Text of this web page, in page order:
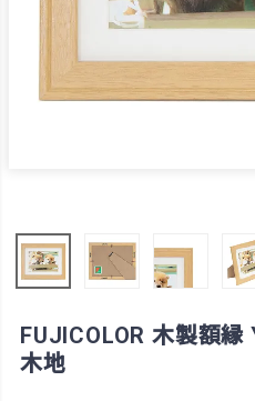
FUJICOLOR 木製額縁
木地